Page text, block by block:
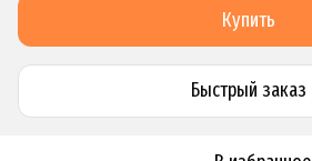
Купить
Быстрый заказ